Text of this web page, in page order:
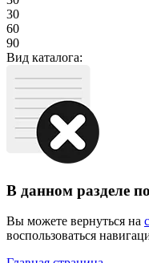
30
60
90
Вид каталога:
В данном разделе
Вы можете вернуться на
воспользоваться